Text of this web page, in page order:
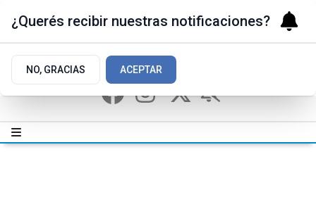
¿Querés recibir nuestras notificaciones?
NO, GRACIAS ACEPTAR